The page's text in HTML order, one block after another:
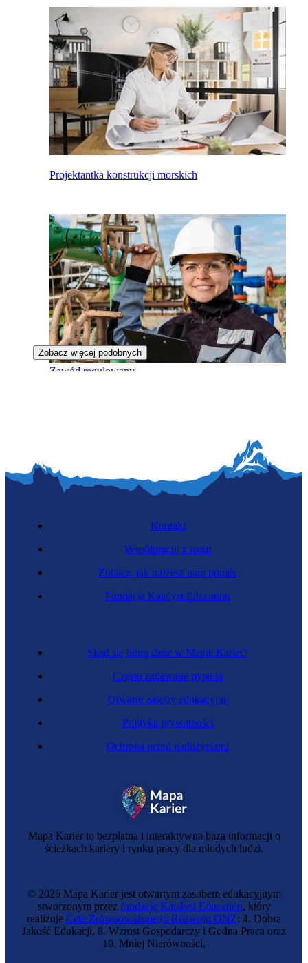
Projektantka konstrukcji morskich
Zawód regulowany
Fizyczka reaktorowa
Chemiczka reaktorowa
Zobacz więcej podobnych
Mapa Karier to bezpłatna i interaktywna baza informacji o
ścieżkach kariery i rynku pracy dla młodych ludzi.
Skąd się biorą dane w Mapie Karier?
Często zadawane pytania
Otwarte zasoby edukacyjne
Polityka prywatności
Ochrona przed nadużyciami
Kontakt
Współpracuj z nami
Zobacz, jak możesz nam pomóc
Fundacja Katalyst Education
© 2026 Mapa Karier jest otwartym zasobem edukacyjnym
stworzonym przez fundację Katalyst Education, który
realizuje Cele Zrównoważonego Rozwoju ONZ: 4. Dobra
Jakość Edukacji, 8. Wzrost Gospodarczy i Godna Praca oraz
10. Mniej Nierówności.